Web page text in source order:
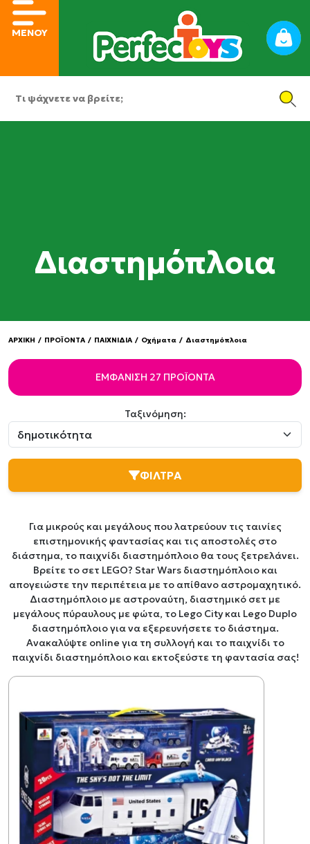
ΜΕΝΟΥ
Διαστημόπλοια
ΑΡΧΙΚΗ / ΠΡΟΪΟΝΤΑ / ΠΑΙΧΝΙΔΙΑ / Οχήματα / Διαστημόπλοια
ΕΜΦΆΝΙΣΗ 27 ΠΡΟΪΌΝΤΑ
Ταξινόμηση:
ΦΙΛΤΡΑ
Για μικρούς και μεγάλους που λατρεύουν τις ταινίες
επιστημονικής φαντασίας και τις αποστολές στο
διάστημα, το παιχνίδι διαστημόπλοιο θα τους ξετρελάνει.
Βρείτε το σετ LEGO? Star Wars διαστημόπλοιο και
απογειώστε την περιπέτεια με το απίθανο αστρομαχητικό.
Διαστημόπλοιο με αστροναύτη, διαστημικό σετ με
μεγάλους πύραυλους με φώτα, το Lego City και Lego Duplo
διαστημόπλοιο για να εξερευνήσετε το διάστημα.
Ανακαλύψτε online για τη συλλογή και το παιχνίδι το
παιχνίδι διαστημόπλοιο και εκτοξεύστε τη φαντασία σας!